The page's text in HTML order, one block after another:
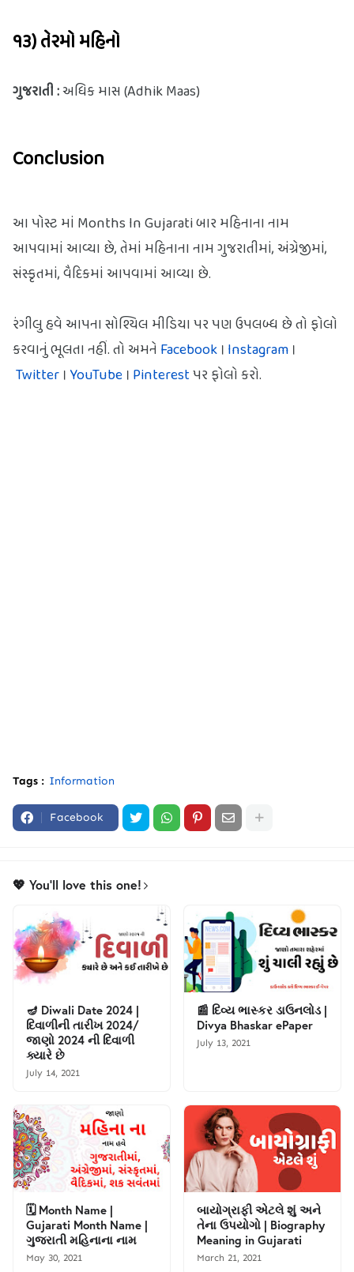
૧૩) તેરમો મહિનો
ગુજરાતી : અધિક માસ (Adhik Maas)
Conclusion
આ પોસ્ટ માં Months In Gujarati બાર મહિનાના નામ
આપવામાં આવ્યા છે, તેમાં મહિનાના નામ ગુજરાતીમાં, અંગ્રેજીમાં,
સંસ્કૃતમાં, વૈદિકમાં આપવામાં આવ્યા છે.
રંગીલુ હવે આપના સોશ્યિલ મીડિયા પર પણ ઉપલબ્ધ છે તો ફોલો
કરવાનું ભૂલતા નહીં. તો અમને Facebook । Instagram ।
Twitter ।YouTube । Pinterestપર ફોલો કરો.
Tags : Information
Facebook
💖 You'll love this one!
🪔 Diwali Date 2024 |
દિવાળીની તારીખ 2024/
જાણો 2024 ની દિવાળી
ક્યારે છે
July 14, 2021
📰 દિવ્ય ભાસ્કર ડાઉનલોડ |
Divya Bhaskar ePaper
July 13, 2021
🗓️ Month Name |
Gujarati Month Name |
ગુજરાતી મહિનાના નામ
May 30, 2021
બાયોગ્રાફી એટલે શું અને
તેના ઉપયોગો | Biography
Meaning in Gujarati
March 21, 2021